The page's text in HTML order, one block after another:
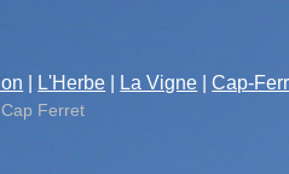
L'Herbe La Vigne Cap-
Ferret